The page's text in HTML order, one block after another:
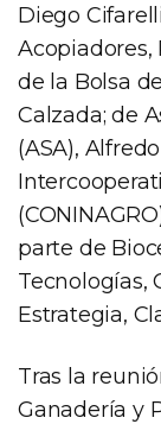
Diego
Acopiadores,
de la Bolsa
Calzada; de
(ASA),
parte de
Tecnologías,
Estrategia,
Tras la
Ganadería y